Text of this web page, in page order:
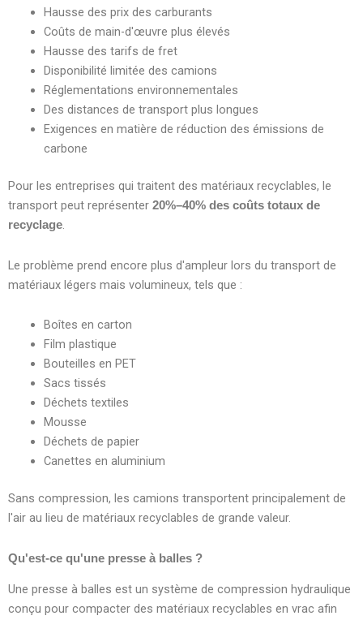
Hausse des prix des carburants
Coûts de main-d'œuvre plus élevés
Hausse des tarifs de fret
Disponibilité limitée des camions
Réglementations environnementales
Des distances de transport plus longues
Exigences en matière de réduction des émissions de
carbone
Pour les entreprises qui traitent des matériaux recyclables, le
transport peut représenter 20%–40% des coûts totaux de
recyclage.
Le problème prend encore plus d'ampleur lors du transport de
matériaux légers mais volumineux, tels que :
Boîtes en carton
Film plastique
Bouteilles en PET
Sacs tissés
Déchets textiles
Mousse
Déchets de papier
Canettes en aluminium
Sans compression, les camions transportent principalement de
l'air au lieu de matériaux recyclables de grande valeur.
Qu'est-ce qu'une presse à balles ?
Une presse à balles est un système de compression hydraulique
conçu pour compacter des matériaux recyclables en vrac afin